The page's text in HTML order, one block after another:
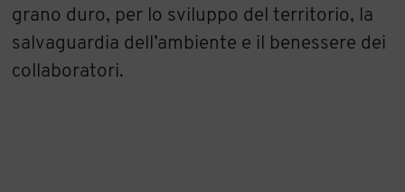
grano duro, per lo sviluppo del territorio, la
salvaguardia dell’ambiente e il benessere dei
collaboratori.